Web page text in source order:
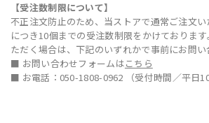
【受注数制限について】
不正注文防止のため、当ストアで通常ご注文
につき10個までの受注数制限をかけておりま
ただく場合は、下記のいずれかで事前にお問い
■ お問い合わせフォームはこちら
■ お電話：050-1808-0962 （受付時間／平日10